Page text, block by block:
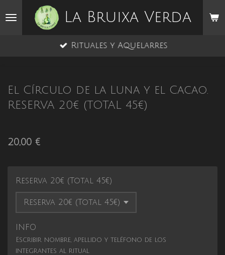
La Bruixa Verda
Rituales y Aquelarres
El Círculo de la Luna y el Cacao.
RESERVA 20€ (TOTAL 45€)
20,00 €
Reserva 20€ (Total 45€)
INFO
Escribir nombre, apellido y teléfono de los
integrantes al ritual